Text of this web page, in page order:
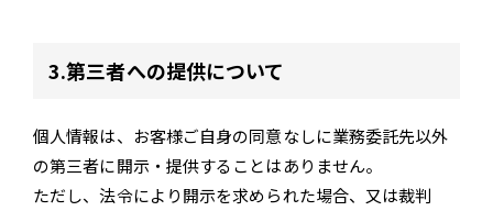
3.第三者への提供について
個人情報は、お客様ご自身の同意なしに業務委託先以外
の第三者に開示・提供することはありません。
ただし、法令により開示を求められた場合、又は裁判